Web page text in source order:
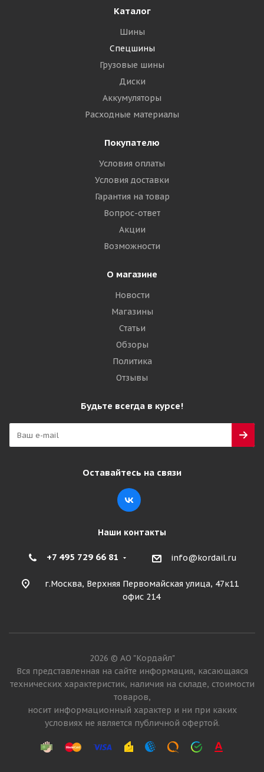
Каталог
Шины
Спецшины
Грузовые шины
Диски
Аккумуляторы
Расходные материалы
Покупателю
Условия оплаты
Условия доставки
Гарантия на товар
Вопрос-ответ
Акции
Возможности
О магазине
Новости
Магазины
Статьи
Обзоры
Политика
Отзывы
Будьте всегда в курсе!
Оставайтесь на связи
Наши контакты
+7 495 729 66 81 info@kordail.ru
г.Москва, Верхняя Первомайская улица, 47к11
офис 214
2026 © АО "Кордайл"
Вся представленная на сайте информация, касающаяся
технических характеристик, наличия на складе, стоимости
товаров,
носит информационный характер и ни при каких
условиях не является публичной офертой.